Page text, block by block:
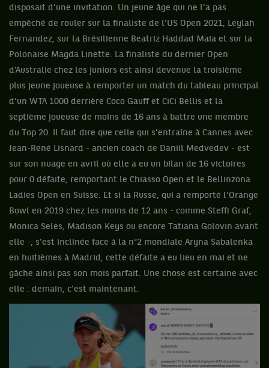
disposait d’une invitation. Un jeune âge qui ne l’a pas
empêché de rouler sur la finaliste de l’US Open 2021, Leylah
Fernandez, sur la Brésilienne Beatriz Haddad Maia et sur la
Polonaise Magda Linette. La finaliste du dernier Open
d’Australie chez les juniors est ainsi devenue la troisième
plus jeune joueuse à remporter un match du tableau principal
d’un WTA 1000 derrière Coco Gauff et CiCi Bellis et la
septième joueuse de moins de 16 ans à battre une membre
du Top 20. Il faut dire que celle qui s’entraîne à Cannes avec
Jean-René Lisnard - ancien coach de Daniil Medvedev - est
sur son nuage en avril où elle a eu un bilan de 16 victoires
pour 0 défaite, remportant le Chiasso Open et le Bellinzona
Ladies Open en Suisse. Et si la Russe, qui a remporté l’Orange
Bowl en 2019 chez les moins de 12 ans - comme Steffi Graf,
Monica Seles, Madison Keys ou encore Tatiana Golovin avant
elle -, s’est inclinée face à la n°2 mondiale Aryna Sabalenka
en huitièmes à Madrid, cette défaite a eu lieu en mai et ne
gâche ainsi pas son mois parfait. Une chose est certaine avec
elle : demain, c’est maintenant.